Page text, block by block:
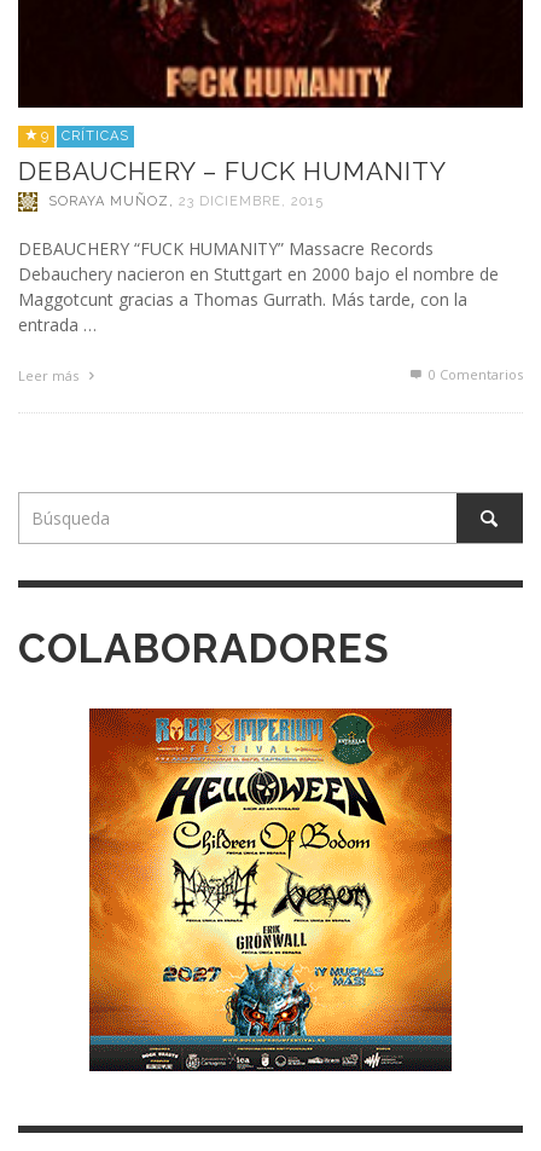
9 CRÍTICAS
DEBAUCHERY – FUCK HUMANITY
SORAYA MUÑOZ , 23 DICIEMBRE, 2015
DEBAUCHERY “FUCK HUMANITY” Massacre Records
Debauchery nacieron en Stuttgart en 2000 bajo el nombre de
Maggotcunt gracias a Thomas Gurrath. Más tarde, con la
entrada …
Leer más 0 Comentarios
COLABORADORES